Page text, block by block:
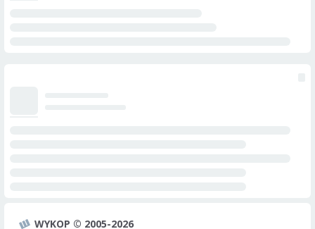
WYKOP © 2005-2026